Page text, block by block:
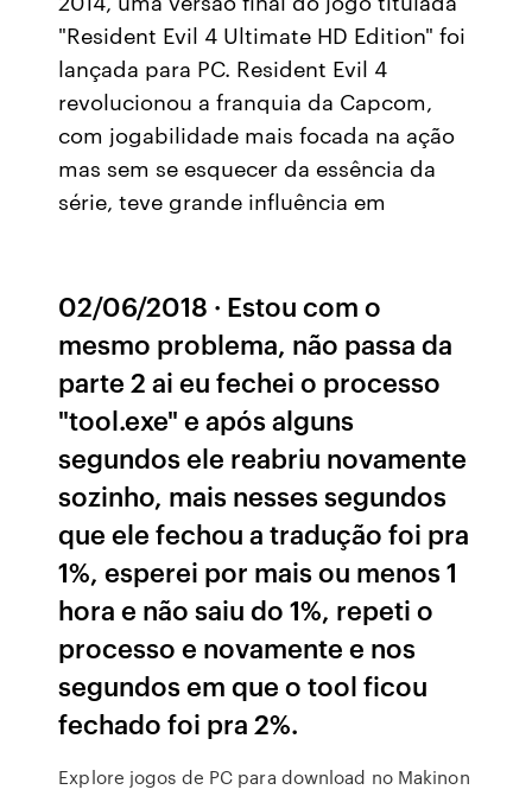
"Resident Evil 4 Ultimate HD Edition" foi
lançada para PC. Resident Evil 4
revolucionou a franquia da Capcom,
com jogabilidade mais focada na ação
mas sem se esquecer da essência da
série, teve grande influência em
02/06/2018 · Estou com o
mesmo problema, não passa da
parte 2 ai eu fechei o processo
"tool.exe" e após alguns
segundos ele reabriu novamente
sozinho, mais nesses segundos
que ele fechou a tradução foi pra
1%, esperei por mais ou menos 1
hora e não saiu do 1%, repeti o
processo e novamente e nos
segundos em que o tool ficou
fechado foi pra 2%.
Explore jogos de PC para download no Makinon